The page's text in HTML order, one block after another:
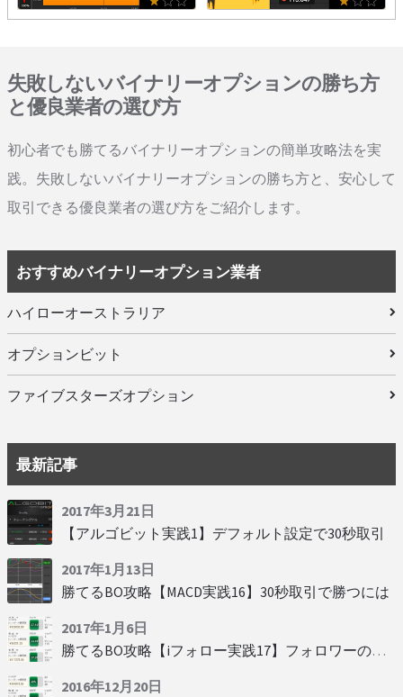
失敗しないバイナリーオプションの勝ち方
と優良業者の選び方
初心者でも勝てるバイナリーオプションの簡単攻略法を実
践。失敗しないバイナリーオプションの勝ち方と、安心して
取引できる優良業者の選び方をご紹介します。
おすすめバイナリーオプション業者
ハイローオーストラリア
オプションビット
ファイブスターズオプション
最新記事
2017年3月21日
【アルゴビット実践1】デフォルト設定で30秒取引
2017年1月13日
勝てるBO攻略【MACD実践16】30秒取引で勝つには
2017年1月6日
勝てるBO攻略【iフォロー実践17】フォロワーの少ない人をフォローする
2016年12月20日